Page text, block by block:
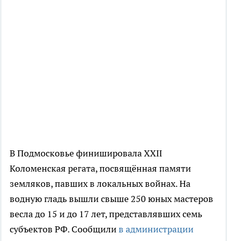
В Подмосковье финишировала XXII
Коломенская регата, посвящённая памяти
земляков, павших в локальных войнах. На
водную гладь вышли свыше 250 юных мастеров
весла до 15 и до 17 лет, представлявших семь
субъектов РФ. Сообщилив администрации